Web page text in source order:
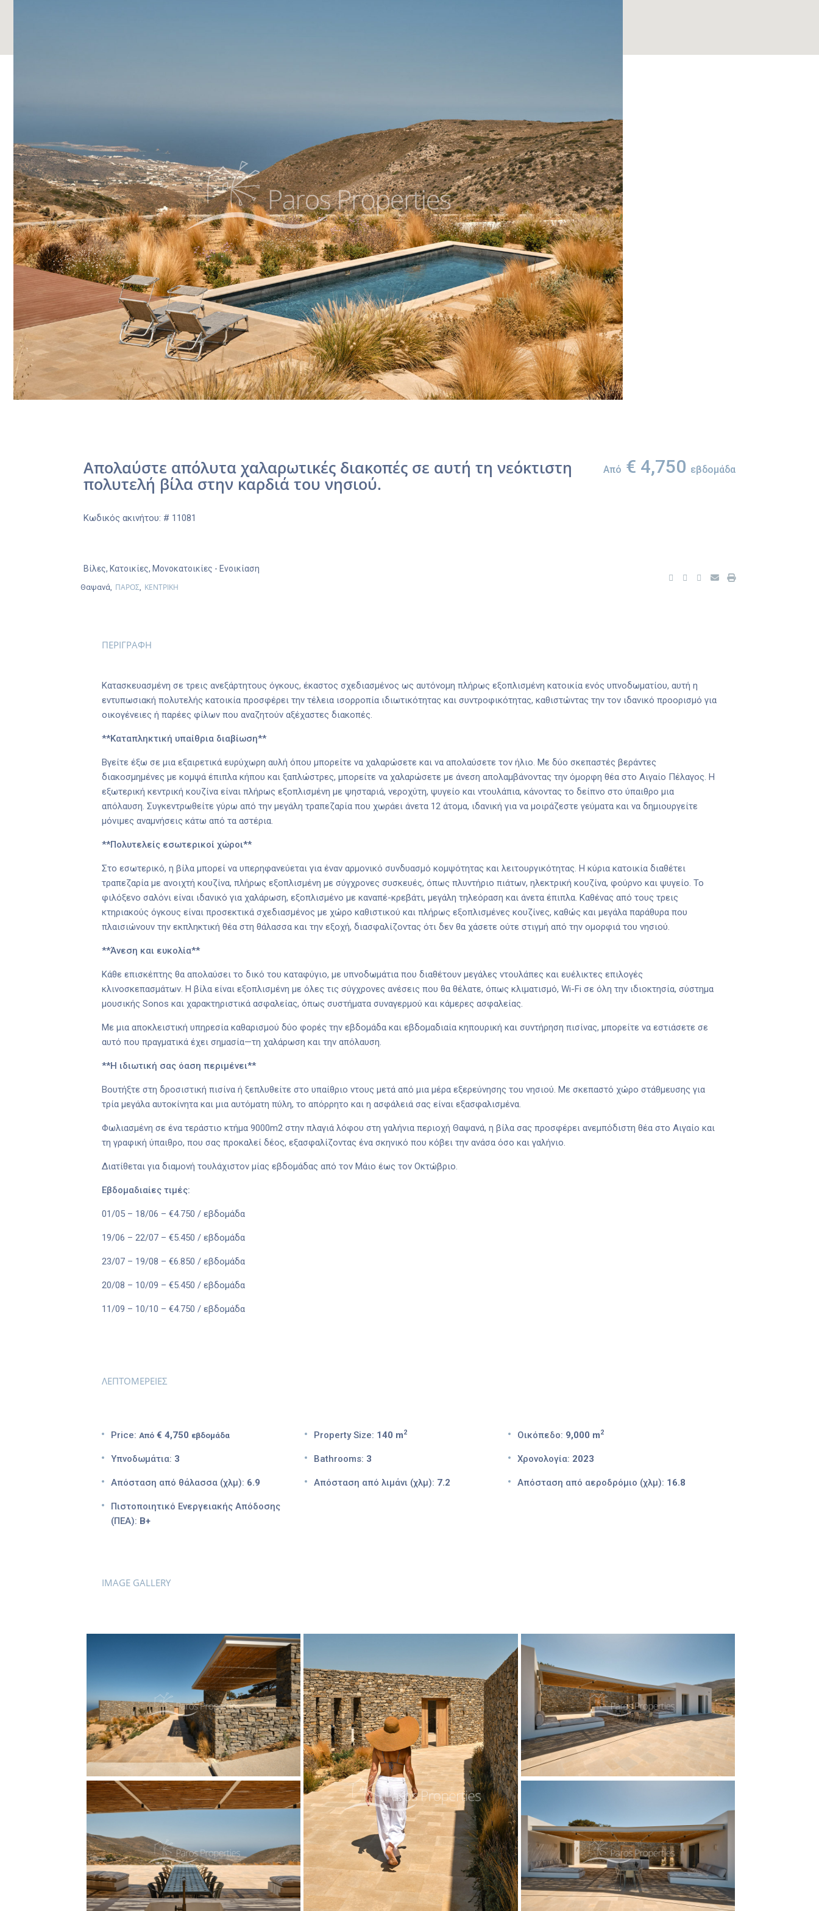
Απολαύστε απόλυτα χαλαρωτικές διακοπές σε αυτή τη νεόκτιστη
πολυτελή βίλα στην καρδιά του νησιού.
Από € 4,750 εβδομάδα
Κωδικός ακινήτου: # 11081
Βίλες, Κατοικίες, Μονοκατοικίες - Ενοικίαση
Θαψανά, ΠΑΡΟΣ ΚΕΝΤΡΙΚΗ
ΠΕΡΙΓΡΑΦΗ
Κατασκευασμένη σε τρεις ανεξάρτητους όγκους, έκαστος σχεδιασμένος ως αυτόνομη πλήρως εξοπλισμένη κατοικία ενός υπνοδωματίου, αυτή η
εντυπωσιακή πολυτελής κατοικία προσφέρει την τέλεια ισορροπία ιδιωτικότητας και συντροφικότητας, καθιστώντας την τον ιδανικό προορισμό για
οικογένειες ή παρέες φίλων που αναζητούν αξέχαστες διακοπές.
**Καταπληκτική υπαίθρια διαβίωση**
Βγείτε έξω σε μια εξαιρετικά ευρύχωρη αυλή όπου μπορείτε να χαλαρώσετε και να απολαύσετε τον ήλιο. Με δύο σκεπαστές βεράντες
διακοσμημένες με κομψά έπιπλα κήπου και ξαπλώστρες, μπορείτε να χαλαρώσετε με άνεση απολαμβάνοντας την όμορφη θέα στο Αιγαίο Πέλαγος. Η
εξωτερική κεντρική κουζίνα είναι πλήρως εξοπλισμένη με ψησταριά, νεροχύτη, ψυγείο και ντουλάπια, κάνοντας το δείπνο στο ύπαιθρο μια
απόλαυση. Συγκεντρωθείτε γύρω από την μεγάλη τραπεζαρία που χωράει άνετα 12 άτομα, ιδανική για να μοιράζεστε γεύματα και να δημιουργείτε
μόνιμες αναμνήσεις κάτω από τα αστέρια.
**Πολυτελείς εσωτερικοί χώροι**
Στο εσωτερικό, η βίλα μπορεί να υπερηφανεύεται για έναν αρμονικό συνδυασμό κομψότητας και λειτουργικότητας. Η κύρια κατοικία διαθέτει
τραπεζαρία με ανοιχτή κουζίνα, πλήρως εξοπλισμένη με σύγχρονες συσκευές, όπως πλυντήριο πιάτων, ηλεκτρική κουζίνα, φούρνο και ψυγείο. Το
φιλόξενο σαλόνι είναι ιδανικό για χαλάρωση, εξοπλισμένο με καναπέ-κρεβάτι, μεγάλη τηλεόραση και άνετα έπιπλα. Καθένας από τους τρεις
κτηριακούς όγκους είναι προσεκτικά σχεδιασμένος με χώρο καθιστικού και πλήρως εξοπλισμένες κουζίνες, καθώς και μεγάλα παράθυρα που
πλαισιώνουν την εκπληκτική θέα στη θάλασσα και την εξοχή, διασφαλίζοντας ότι δεν θα χάσετε ούτε στιγμή από την ομορφιά του νησιού.
**Άνεση και ευκολία**
Κάθε επισκέπτης θα απολαύσει το δικό του καταφύγιο, με υπνοδωμάτια που διαθέτουν μεγάλες ντουλάπες και ευέλικτες επιλογές
κλινοσκεπασμάτων. Η βίλα είναι εξοπλισμένη με όλες τις σύγχρονες ανέσεις που θα θέλατε, όπως κλιματισμό, Wi-Fi σε όλη την ιδιοκτησία, σύστημα
μουσικής Sonos και χαρακτηριστικά ασφαλείας, όπως συστήματα συναγερμού και κάμερες ασφαλείας.
Με μια αποκλειστική υπηρεσία καθαρισμού δύο φορές την εβδομάδα και εβδομαδιαία κηπουρική και συντήρηση πισίνας, μπορείτε να εστιάσετε σε
αυτό που πραγματικά έχει σημασία—τη χαλάρωση και την απόλαυση.
**Η ιδιωτική σας όαση περιμένει**
Βουτήξτε στη δροσιστική πισίνα ή ξεπλυθείτε στο υπαίθριο ντους μετά από μια μέρα εξερεύνησης του νησιού. Με σκεπαστό χώρο στάθμευσης για
τρία μεγάλα αυτοκίνητα και μια αυτόματη πύλη, το απόρρητο και η ασφάλειά σας είναι εξασφαλισμένα.
Φωλιασμένη σε ένα τεράστιο κτήμα 9000m2 στην πλαγιά λόφου στη γαλήνια περιοχή Θαψανά, η βίλα σας προσφέρει ανεμπόδιστη θέα στο Αιγαίο και
τη γραφική ύπαιθρο, που σας προκαλεί δέος, εξασφαλίζοντας ένα σκηνικό που κόβει την ανάσα όσο και γαλήνιο.
Διατίθεται για διαμονή τουλάχιστον μίας εβδομάδας από τον Μάιο έως τον Οκτώβριο.
Εβδομαδιαίες τιμές:
01/05 – 18/06 – €4.750 / εβδομάδα
19/06 – 22/07 – €5.450 / εβδομάδα
23/07 – 19/08 – €6.850 / εβδομάδα
20/08 – 10/09 – €5.450 / εβδομάδα
11/09 – 10/10 – €4.750 / εβδομάδα
ΛΕΠΤΟΜΕΡΕΙΕΣ
Price: Από € 4,750 εβδομάδα Property Size: 140 m2 Οικόπεδο: 9,000 m2
Υπνοδωμάτια: 3 Bathrooms: 3 Χρονολογία: 2023
Απόσταση από θάλασσα (χλμ): 6.9 Απόσταση από λιμάνι (χλμ): 7.2 Απόσταση από αεροδρόμιο (χλμ): 16.8
Πιστοποιητικό Ενεργειακής Απόδοσης
(ΠΕΑ): Β+
IMAGE GALLERY